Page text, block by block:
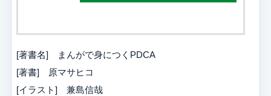
[著書名] まんがで身につくPDCA
[著書] 原マサヒコ
[イラスト] 兼島信哉